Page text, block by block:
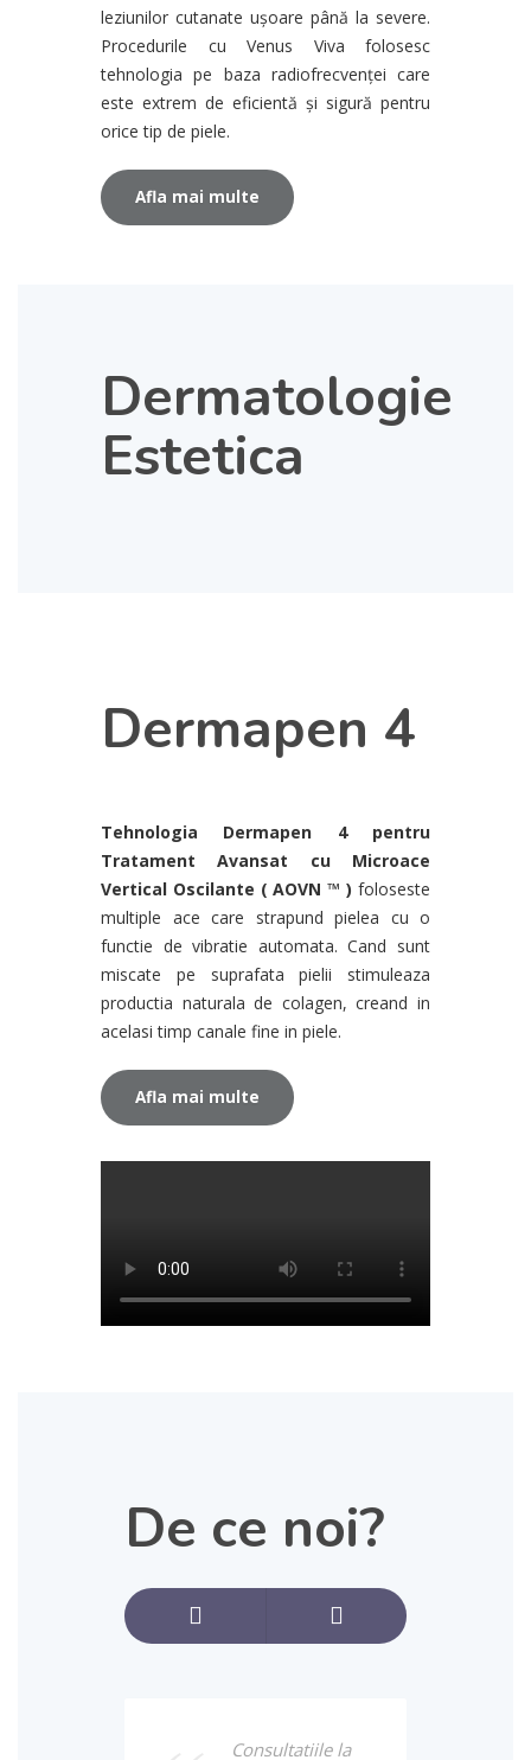
leziunilor cutanate ușoare până la severe.
Procedurile cu Venus Viva folosesc
tehnologia pe baza radiofrecvenței care
este extrem de eficientă și sigură pentru
orice tip de piele.
Afla mai multe
Dermatologie
Estetica
Dermapen 4
Tehnologia Dermapen 4 pentru
Tratament Avansat cu Microace
Vertical Oscilante ( AOVN ™ ) foloseste
multiple ace care strapund pielea cu o
functie de vibratie automata. Cand sunt
miscate pe suprafata pielii stimuleaza
productia naturala de colagen, creand in
acelasi timp canale fine in piele.
Afla mai multe
De ce noi?
Consultatiile la